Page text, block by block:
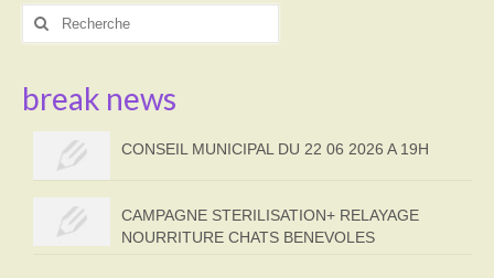
Rechercher
break news
CONSEIL MUNICIPAL DU 22 06 2026 A 19H
CAMPAGNE STERILISATION+ RELAYAGE
NOURRITURE CHATS BENEVOLES